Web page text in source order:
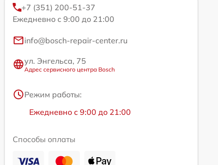
+7 (351) 200-51-37
Ежедневно с 9:00 до 21:00
info@bosch-repair-center.ru
ул. Энгельса, 75
Адрес сервисного центра Bosch
Режим работы:
Ежедневно с 9:00 до 21:00
Способы оплаты